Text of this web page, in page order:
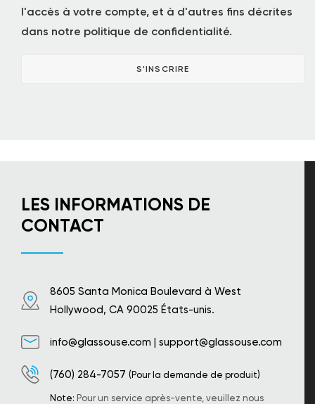
l'accès à votre compte, et à d'autres fins décrites
dans notre politique de confidentialité.
LES INFORMATIONS DE
CONTACT
8605 Santa Monica Boulevard à West
Hollywood, CA 90025 États-unis.
info@glassouse.com | support@glassouse.com
(760) 284-7057 (Pour la demande de produit)
Note: Pour un service après-vente, veuillez nous